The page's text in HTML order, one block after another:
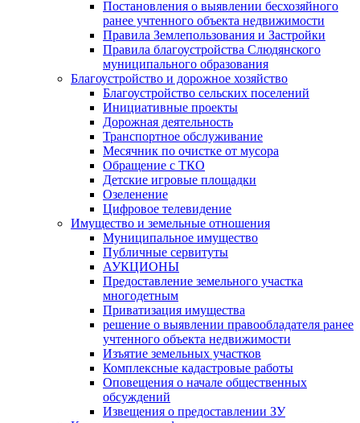
Постановления о выявлении бесхозяйного
ранее учтенного объекта недвижимости
Правила Землепользования и Застройки
Правила благоустройства Слюдянского
муниципального образования
Благоустройство и дорожное хозяйство
Благоустройство сельских поселений
Инициативные проекты
Дорожная деятельность
Транспортное обслуживание
Месячник по очистке от мусора
Обращение с ТКО
Детские игровые площадки
Озеленение
Цифровое телевидение
Имущество и земельные отношения
Муниципальное имущество
Публичные сервитуты
АУКЦИОНЫ
Предоставление земельного участка
многодетным
Приватизация имущества
решение о выявлении правообладателя ранее
учтенного объекта недвижимости
Изъятие земельных участков
Комплексные кадастровые работы
Оповещения о начале общественных
обсуждений
Извещения о предоставлении ЗУ